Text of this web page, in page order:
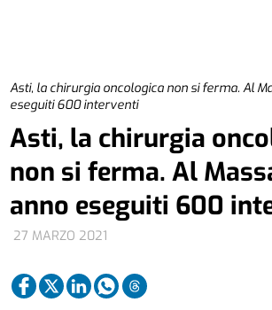
Asti, la chirurgia oncologica non si ferma. Al
eseguiti 600 interventi
27 MARZO 2021
Asti, la chirurgia
non si ferma. Al
anno eseguiti 600